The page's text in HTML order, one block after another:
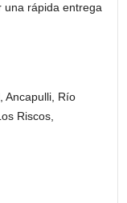
una rápida entrega
Ancapulli, Río
Riscos,